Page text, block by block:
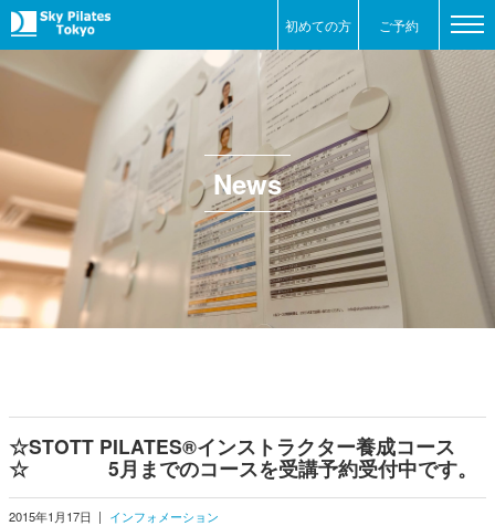
初めての方 ご予約
News
☆STOTT PILATES®インストラクター養成コース
☆ 5月までのコースを受講予約受付中です。
2015年1月17日 | インフォメーション